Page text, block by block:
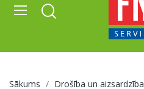
Sākums Drošība un aizsardzība